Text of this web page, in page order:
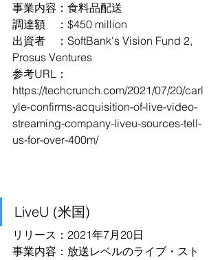
事業内容：食料品配送
調達額　：$450 million
出資者　：SoftBank's Vision Fund 2,
Prosus Ventures
参考URL：
https://techcrunch.com/2021/07/20/carl
yle-confirms-acquisition-of-live-video-
streaming-company-liveu-sources-tell-
us-for-over-400m/
LiveU (米国)
リリース：2021年7月20日
事業内容：放送レベルのライブ・スト